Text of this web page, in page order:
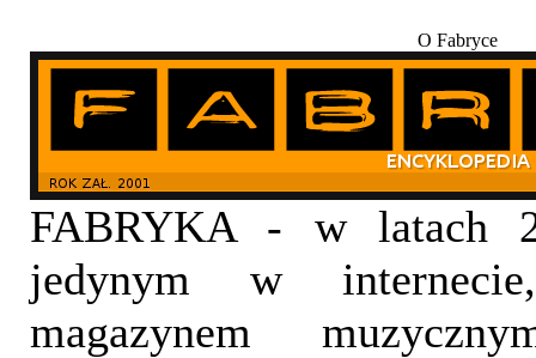
O Fabryce
FABRYKA - w latach
jedynym w
magazynem